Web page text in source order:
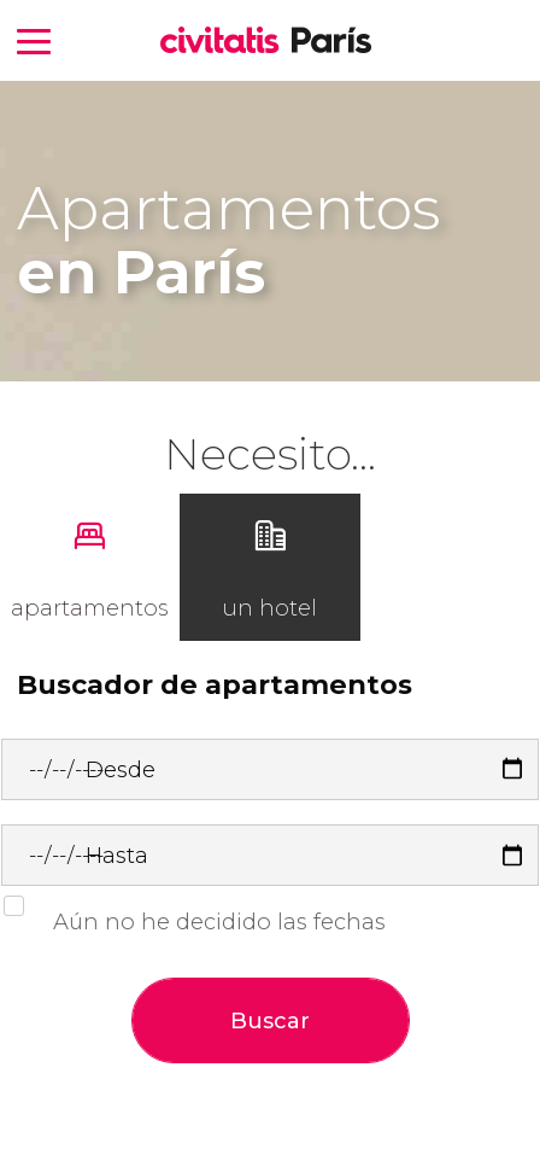
Apartamentos
en París
Necesito...
apartamentos un hotel
Buscador de apartamentos
Desde
Hasta
Aún no he decidido las fechas
Buscar